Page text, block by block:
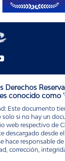
Derechos
conocido como
Este documento
solo si no hay un
web respectivo de
descargado desde
hace responsable
corrección,